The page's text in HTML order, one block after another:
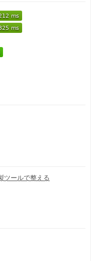
ツールで整える